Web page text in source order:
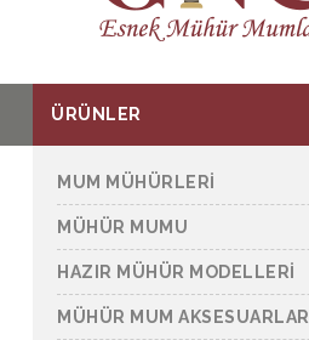
ÜRÜNLER
MUM MÜHÜRLERİ
MÜHÜR MUMU
HAZIR MÜHÜR MODELLERİ
MÜHÜR MUM AKSESUARLARI